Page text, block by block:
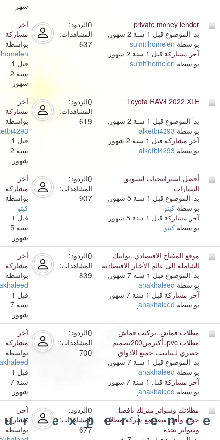
experience
شهر
private money lender
بدأ الموضوع قبل 1 سنة 2 شهور,
بواسطة sumitihomelen
آخر مشاركة قبل 1 سنة 2 شهور
بواسطة sumitihomelen
الردود:0
المشاهدات:
637
آخر
مشاركة
بواسطة
قبل 1
سنة 2
شهور
Toyota RAV4 2022 XLE
بدأ الموضوع قبل 1 سنة 2 شهور,
بواسطة alketbi4293
آخر مشاركة قبل 1 سنة 2 شهور
بواسطة alketbi4293
الردود:0
المشاهدات:
619
آخر
مشاركة
بواسطة
قبل 1
سنة 2
شهور
أفضل استراتيجيات لتسويق
السيارات
بدأ الموضوع قبل 1 سنة 5 شهور,
بواسطة كيتو
آخر مشاركة قبل 1 سنة 5 شهور
بواسطة كيتو
الردود:0
المشاهدات:
907
آخر
مشاركة
بواسطة
كيتو
قبل 1
سنة 5
شهور
موقع المفتاح الاقتصادي..بوابتك
الشاملة إلى عالم الأخبار الإقتصادية
بدأ الموضوع قبل 1 سنة 7 شهور,
بواسطة janakhaleed
آخر مشاركة قبل 1 سنة 7 شهور
بواسطة janakhaleed
الردود:0
المشاهدات:
839
آخر
مشاركة
بواسطة
قبل 1
سنة 7
شهور
مظلات قماش..تركيب قماش
مظلات pvc..أكثرمن200تصميم
حصري لـتناسب جميع الأذواق
بدأ الموضوع قبل 1 سنة 7 شهور,
بواسطة janakhaleed
آخر مشاركة قبل 1 سنة 7 شهور
بواسطة janakhaleed
الردود:0
المشاهدات:
700
آخر
مشاركة
بواسطة
قبل 1
سنة 7
شهور
مظلاتك وسواتر منزلك بأفضل
جودة وأقل سعر مع شركة مظلات
وسواتر بجدة
الردود:0
المشاهدات:
677
آخر
مشاركة
بواسطة